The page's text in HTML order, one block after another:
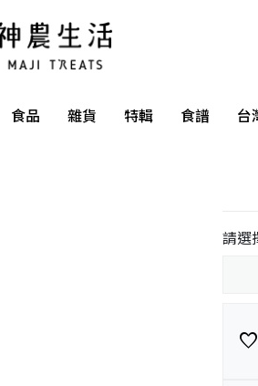
食品 雜貨 特輯 食譜
台
請選
favorite